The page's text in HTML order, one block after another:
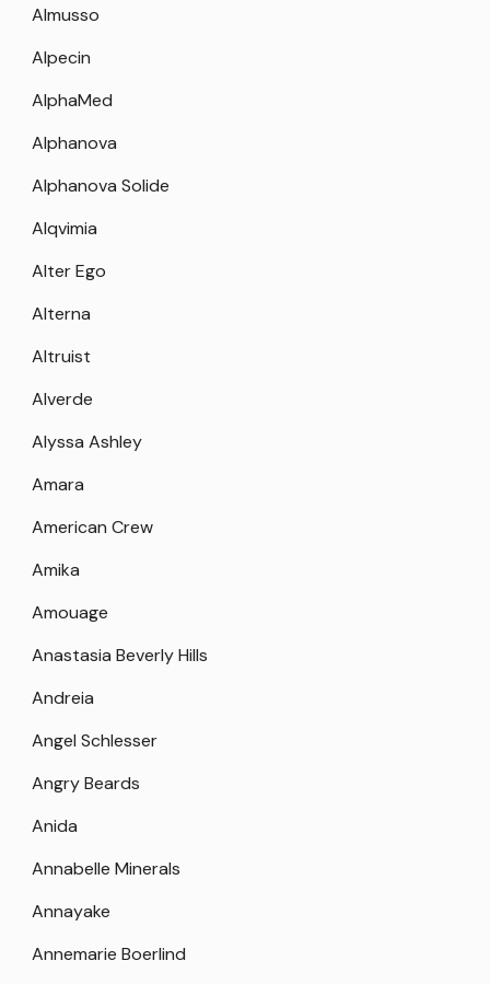
Almusso
Alpecin
AlphaMed
Alphanova
Alphanova Solide
Alqvimia
Alter Ego
Alterna
Altruist
Alverde
Alyssa Ashley
Amara
American Crew
Amika
Amouage
Anastasia Beverly Hills
Andreia
Angel Schlesser
Angry Beards
Anida
Annabelle Minerals
Annayake
Annemarie Boerlind